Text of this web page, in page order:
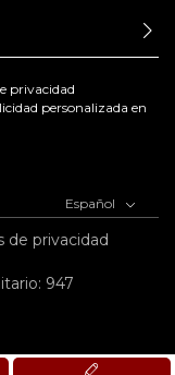
privacidad
personalizada en
Español
de privacidad
947